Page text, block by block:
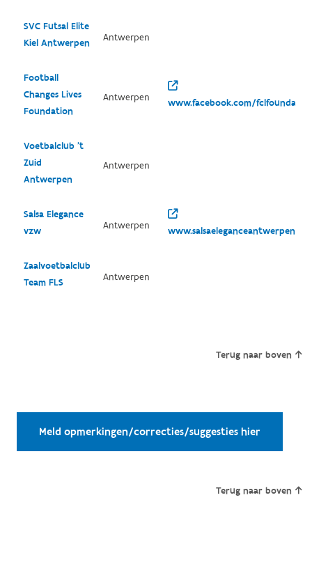
SVC Futsal Elite
Kiel Antwerpen
Antwerpen
Football
Changes Lives
Foundation
Antwerpen www.facebook.com/
Voetbalclub 't
Zuid
Antwerpen
Antwerpen
Salsa Elegance
vzw
Antwerpen
Zaalvoetbalclub
Team FLS
Antwerpen
Terug naar boven
Meld opmerkingen/correcties/suggesties hier
Terug naar boven